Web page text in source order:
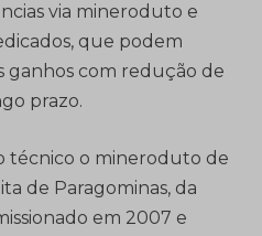
via mineroduto e
que podem
ganhos com redução de
prazo.
técnico o mineroduto de
de Paragominas, da
em 2007 e